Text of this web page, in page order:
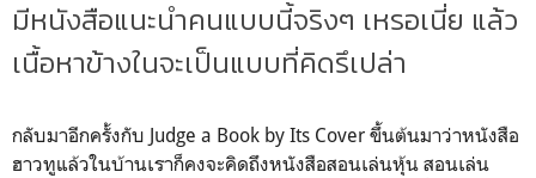
มีหนังสือแนะนำคนแบบนี้จริงๆ เหรอเนี่ย แล้ว
เนื้อหาข้างในจะเป็นแบบที่คิดรึเปล่า
กลับมาอีกครั้งกับ Judge a Book by Its Cover ขึ้นต้นมาว่าหนังสือ
ฮาวทูแล้วในบ้านเราก็คงจะคิดถึงหนังสือสอนเล่นหุ้น สอนเล่น